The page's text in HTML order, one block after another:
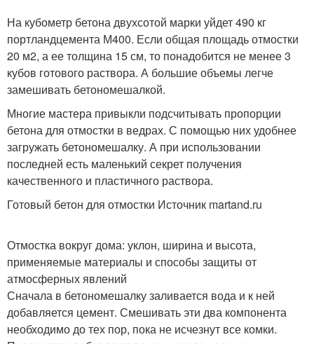
На кубометр бетона двухсотой марки уйдет 490 кг
портландцемента М400. Если общая площадь отмостки
20 м2, а ее толщина 15 см, то понадобится не менее 3
кубов готового раствора. А большие объемы легче
замешивать бетономешалкой.
Многие мастера привыкли подсчитывать пропорции
бетона для отмостки в ведрах. С помощью них удобнее
загружать бетономешалку. А при использовании
последней есть маленький секрет получения
качественного и пластичного раствора.
Готовый бетон для отмостки Источник martand.ru
Отмостка вокруг дома: уклон, ширина и высота,
применяемые материалы и способы защиты от
атмосферных явлений
Сначала в бетономешалку заливается вода и к ней
добавляется цемент. Смешивать эти два компонента
необходимо до тех пор, пока не исчезнут все комки.